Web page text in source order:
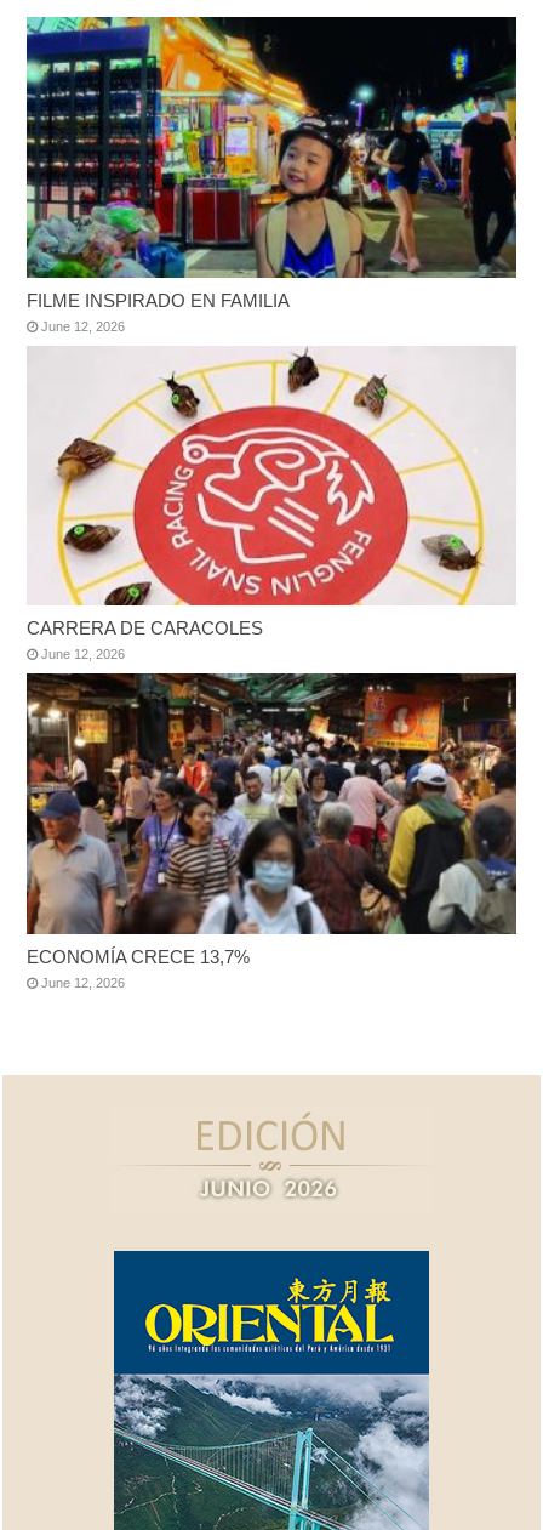
FILME INSPIRADO EN FAMILIA
June 12, 2026
CARRERA DE CARACOLES
June 12, 2026
ECONOMÍA CRECE 13,7%
June 12, 2026